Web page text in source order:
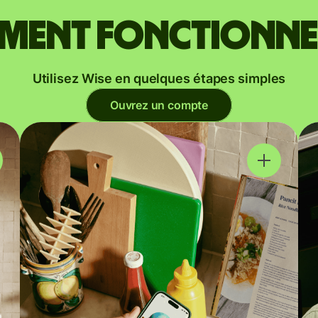
fonctionne
Utilisez Wise en quelques étapes simples
Ouvrez un compte